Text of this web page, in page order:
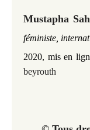
​Mustapha
féministe,
2020, mis en
beyrouth